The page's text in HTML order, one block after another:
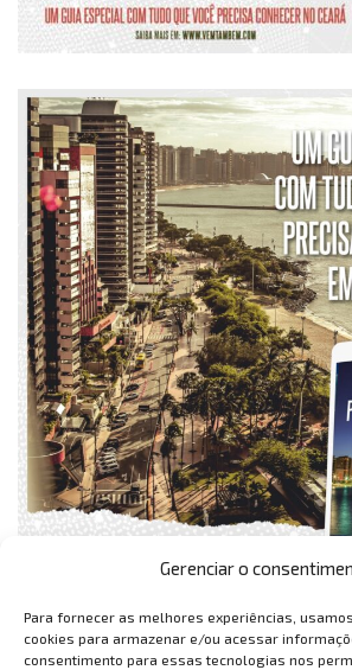
Gerenciar o
Para fornecer as melhores experiências,
cookies para armazenar e/ou acessar
consentimento para essas tecnologias nos